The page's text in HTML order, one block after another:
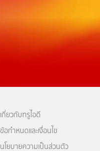
เกี่ยวกับทรูไอดี
ข้อกำหนดและเงื่อนไข
นโยบายความเป็นส่วนตัว